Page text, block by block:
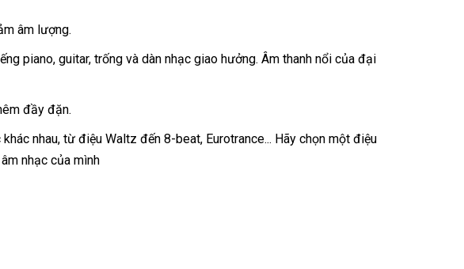
âm lượng.
piano, guitar, trống và dàn nhạc giao hưởng. Âm thanh nổi của đại
đầy đặn.
nhau, từ điệu Waltz đến 8-beat, Eurotrance... Hãy chọn một điệu
nhạc của mình